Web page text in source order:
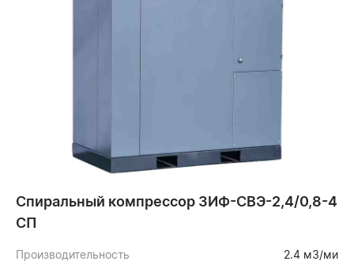
Спиральный компрессор ЗИФ-СВЭ-2,4/0,8-4
СП
Производительность 2.4 м3/ми